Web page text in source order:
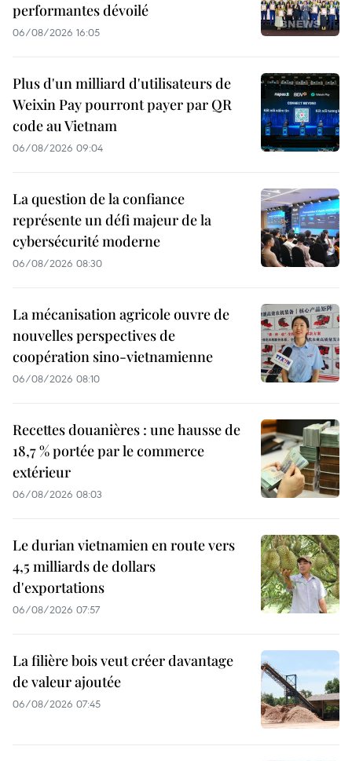
performantes dévoilé
06/08/2026 16:05
Plus d'un milliard d'utilisateurs de
Weixin Pay pourront payer par QR
code au Vietnam
06/08/2026 09:04
La question de la confiance
représente un défi majeur de la
cybersécurité moderne
06/08/2026 08:30
La mécanisation agricole ouvre de
nouvelles perspectives de
coopération sino-vietnamienne
06/08/2026 08:10
Recettes douanières : une hausse de
18,7 % portée par le commerce
extérieur
06/08/2026 08:03
Le durian vietnamien en route vers
4,5 milliards de dollars
d'exportations
06/08/2026 07:57
La filière bois veut créer davantage
de valeur ajoutée
06/08/2026 07:45